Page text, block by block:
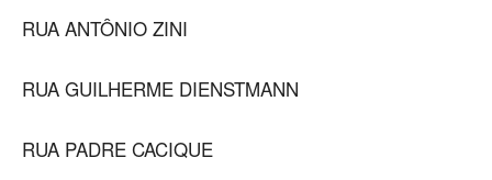
RUA ANTÔNIO ZINI
RUA GUILHERME DIENSTMANN
RUA PADRE CACIQUE